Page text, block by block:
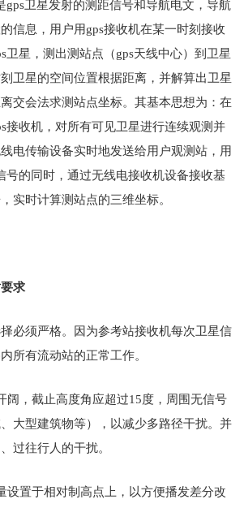
gps卫星发射的测距信号和导航电文，导航
信息，用户用gps接收机在某一时刻接收
卫星，测出测站点（gps天线中心）到卫星
卫星的空间位置根据距离，并解算出卫星
交会法求测站点坐标。其基本思想为：在
接收机，对所有可见卫星进行连续观测并
电传输设备实时地发送给用户观测站，用
号的同时，通过无线电接收机设备接收基
实时计算测站点的三维坐标。
求
必须严格。因为参考站接收机每次卫星信
所有流动站的正常工作。
阔，截止高度角应超过15度，周围无信号
大型建筑物等），以减少多路径干扰。并
过往行人的干扰。
设置于相对制高点上，以方便播发差分改